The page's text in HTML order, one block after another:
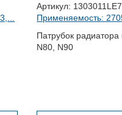
Артикул:
Применяемость:
Патрубок радиатора
N80, N90